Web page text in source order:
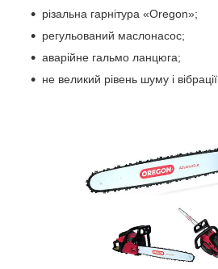
різальна гарнітура «Oregon»;
регульований маслонасос;
аварійне гальмо ланцюга;
не великий рівень шуму і вібрації